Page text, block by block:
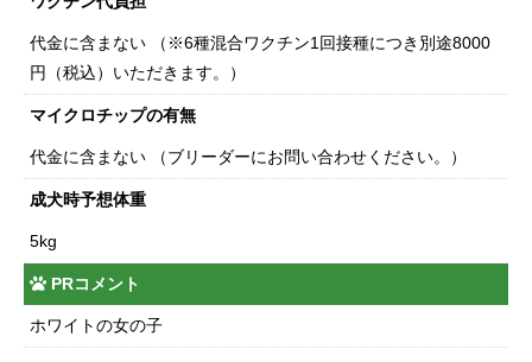
代金に含まない （※6種混合ワクチン1回接種につき別途8000
円（税込）いただきます。）
マイクロチップの有無
代金に含まない （ブリーダーにお問い合わせください。）
成犬時予想体重
5kg
PRコメント
ホワイトの女の子